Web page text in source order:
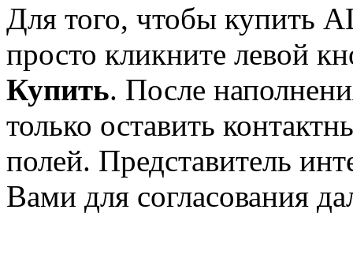
Для того, чтобы купить
просто кликните левой
Купить. После
только оставить
полей. Представитель
Вами для согласования